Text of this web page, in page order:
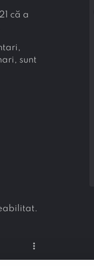
că a
sunt
more_vert